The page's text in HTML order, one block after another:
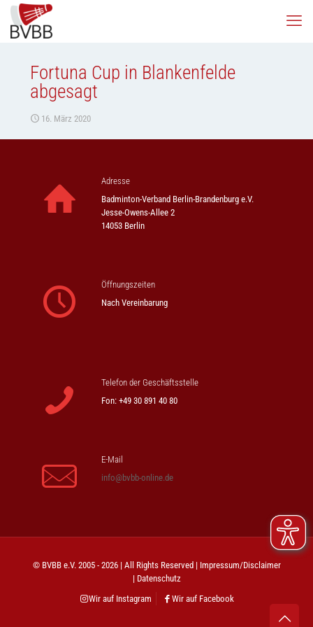
Fortuna Cup in Blankenfelde
abgesagt
16. März 2020
Adresse
Badminton-Verband Berlin-Brandenburg e.V.
Jesse-Owens-Allee 2
14053 Berlin
Öffnungszeiten
Nach Vereinbarung
Telefon der Geschäftsstelle
Fon: +49 30 891 40 80
E-Mail
info@bvbb-online.de
© BVBB e.V. 2005 - 2026 | All Rights Reserved | Impressum/Disclaimer
| Datenschutz
Wir auf Instagram
Wir auf Facebook